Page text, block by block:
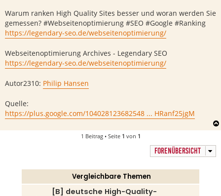
t
r
a
g
Warum ranken High Quality Sites besser und woran werden Sie
gemessen? #Webseitenoptimierung #SEO #Google #Ranking
https://legendary-seo.de/webseitenoptimierung/
Webseitenoptimierung Archives - Legendary SEO
https://legendary-seo.de/webseitenoptimierung/
Autor2310: Philip Hansen
Quelle:
https://plus.google.com/104028123682548 ... HRanf25jgM
1 Beitrag • Seite 1 von 1
FORENÜBERSICHT
Vergleichbare Themen
[B] deutsche High-Quality-